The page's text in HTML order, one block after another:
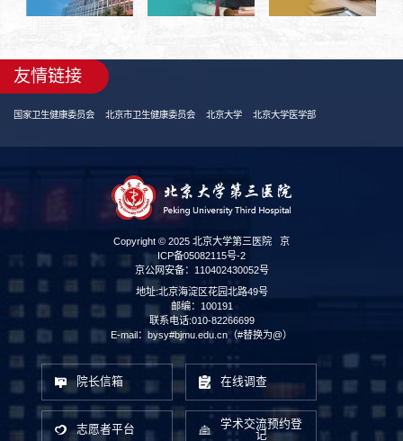
友情链接
国家卫生健康委员会 北京市卫生健康委员会 北京大学 北京大学医学部
Copyright © 2025 北京大学第三医院 京
ICP备05082115号-2
京公网安备：110402430052号
地址:北京海淀区花园北路49号
邮编：100191
联系电话:010-82266699
E-mail：bysy#bjmu.edu.cn（#替换为@）
院长信箱 在线调查
志愿者平台
学术交流预约登
记